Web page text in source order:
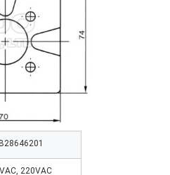
220VAC